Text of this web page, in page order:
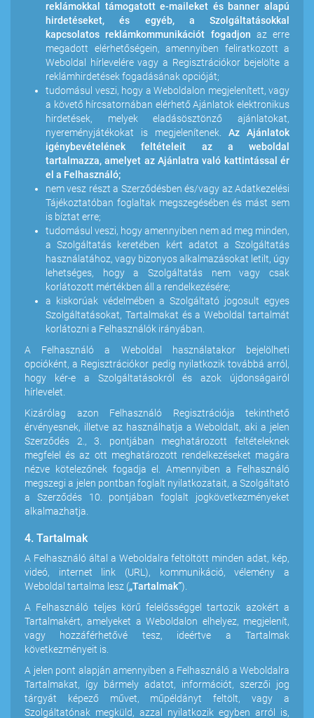
reklámokkal támogatott e-maileket és banner alapú
hirdetéseket, és egyéb, a Szolgáltatásokkal
kapcsolatos reklámkommunikációt fogadjon az erre
megadott elérhetőségein, amennyiben feliratkozott a
Weboldal hírlevelére vagy a Regisztrációkor bejelölte a
reklámhirdetések fogadásának opcióját;
tudomásul veszi, hogy a Weboldalon megjelenített, vagy
a követő hírcsatornában elérhető Ajánlatok elektronikus
hirdetések, melyek eladásösztönző ajánlatokat,
nyereményjátékokat is megjelenítenek. Az Ajánlatok
igénybevételének feltételeit az a weboldal
tartalmazza, amelyet az Ajánlatra való kattintással ér
el a Felhasználó;
nem vesz részt a Szerződésben és/vagy az Adatkezelési
Tájékoztatóban foglaltak megszegésében és mást sem
is bíztat erre;
tudomásul veszi, hogy amennyiben nem ad meg minden,
a Szolgáltatás keretében kért adatot a Szolgáltatás
használatához, vagy bizonyos alkalmazásokat letilt, úgy
lehetséges, hogy a Szolgáltatás nem vagy csak
korlátozott mértékben áll a rendelkezésére;
a kiskorúak védelmében a Szolgáltató jogosult egyes
Szolgáltatásokat, Tartalmakat és a Weboldal tartalmát
korlátozni a Felhasználók irányában.
A Felhasználó a Weboldal használatakor bejelölheti
opcióként, a Regisztrációkor pedig nyilatkozik továbbá arról,
hogy kér-e a Szolgáltatásokról és azok újdonságairól
hírlevelet.
Kizárólag azon Felhasználó Regisztrációja tekinthető
érvényesnek, illetve az használhatja a Weboldalt, aki a jelen
Szerződés 2., 3. pontjában meghatározott feltételeknek
megfelel és az ott meghatározott rendelkezéseket magára
nézve kötelezőnek fogadja el. Amennyiben a Felhasználó
megszegi a jelen pontban foglalt nyilatkozatait, a Szolgáltató
a Szerződés 10. pontjában foglalt jogkövetkezményeket
alkalmazhatja.
4. Tartalmak
A Felhasználó által a Weboldalra feltöltött minden adat, kép,
videó, internet link (URL), kommunikáció, vélemény a
Weboldal tartalma lesz („Tartalmak”).
A Felhasználó teljes körű felelősséggel tartozik azokért a
Tartalmakért, amelyeket a Weboldalon elhelyez, megjelenít,
vagy hozzáférhetővé tesz, ideértve a Tartalmak
következményeit is.
A jelen pont alapján amennyiben a Felhasználó a Weboldalra
Tartalmakat, így bármely adatot, információt, szerzői jog
tárgyát képező művet, műpéldányt feltölt, vagy a
Szolgáltatónak megküld, azzal nyilatkozik egyben arról is,